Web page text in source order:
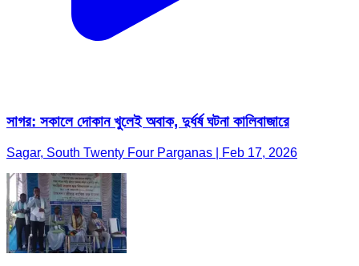
সাগর: সকালে দোকান খুলেই অবাক, দুর্ধর্ষ ঘটনা কালিবাজারে
Sagar, South Twenty Four Parganas | Feb 17, 2026